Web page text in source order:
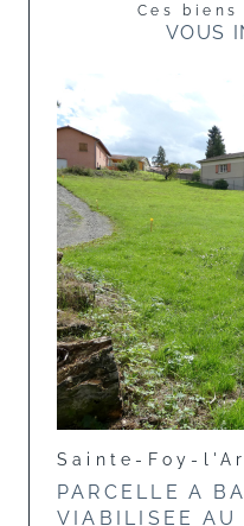
Ces
VOUS
Sainte-Foy-
PARCELLE A
VIABILISEE AU